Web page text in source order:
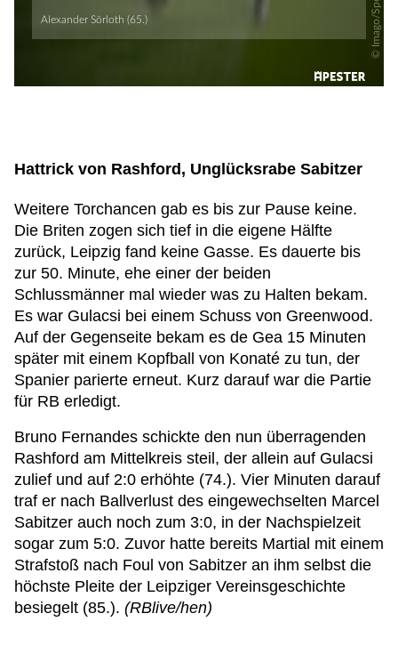
Hattrick von Rashford, Unglücksrabe Sabitzer
Weitere Torchancen gab es bis zur Pause keine.
Die Briten zogen sich tief in die eigene Hälfte
zurück, Leipzig fand keine Gasse. Es dauerte bis
zur 50. Minute, ehe einer der beiden
Schlussmänner mal wieder was zu Halten bekam.
Es war Gulacsi bei einem Schuss von Greenwood.
Auf der Gegenseite bekam es de Gea 15 Minuten
später mit einem Kopfball von Konaté zu tun, der
Spanier parierte erneut. Kurz darauf war die Partie
für RB erledigt.
Bruno Fernandes schickte den nun überragenden
Rashford am Mittelkreis steil, der allein auf Gulacsi
zulief und auf 2:0 erhöhte (74.). Vier Minuten darauf
traf er nach Ballverlust des eingewechselten Marcel
Sabitzer auch noch zum 3:0, in der Nachspielzeit
sogar zum 5:0. Zuvor hatte bereits Martial mit einem
Strafstoß nach Foul von Sabitzer an ihm selbst die
höchste Pleite der Leipziger Vereinsgeschichte
besiegelt (85.). (RBlive/hen)